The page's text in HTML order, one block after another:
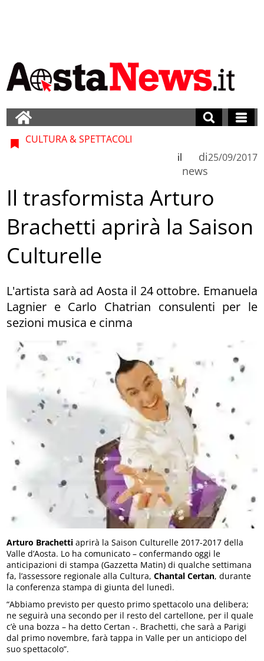
CULTURA & SPETTACOLI
di
news
il 25/09/2017
Il trasformista Arturo
Brachetti aprirà la Saison
Culturelle
L'artista sarà ad Aosta il 24 ottobre. Emanuela
Lagnier e Carlo Chatrian consulenti per le
sezioni musica e cinma
Arturo Brachetti aprirà la Saison Culturelle 2017-2017 della
Valle d’Aosta. Lo ha comunicato – confermando oggi le
anticipazioni di stampa (Gazzetta Matin) di qualche settimana
fa, l’assessore regionale alla Cultura,Chantal Certan, durante
la conferenza stampa di giunta del lunedì.
“Abbiamo previsto per questo primo spettacolo una delibera;
ne seguirà una secondo per il resto del cartellone, per il quale
c’è una bozza – ha detto Certan -. Brachetti, che sarà a Parigi
dal primo novembre, farà tappa in Valle per un anticiopo del
suo spettacolo”.